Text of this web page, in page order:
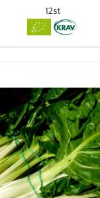
12st